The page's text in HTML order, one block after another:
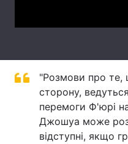
Архів
Контакти
Послуги
"Розмови про те,
сторону,
перемоги Ф'юрі
Джошуа може
відступні, якщо